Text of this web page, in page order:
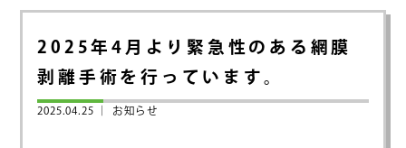
2025年4月より緊急性のある網膜
剥離手術を行っています。
2025.04.25 ｜ お知らせ